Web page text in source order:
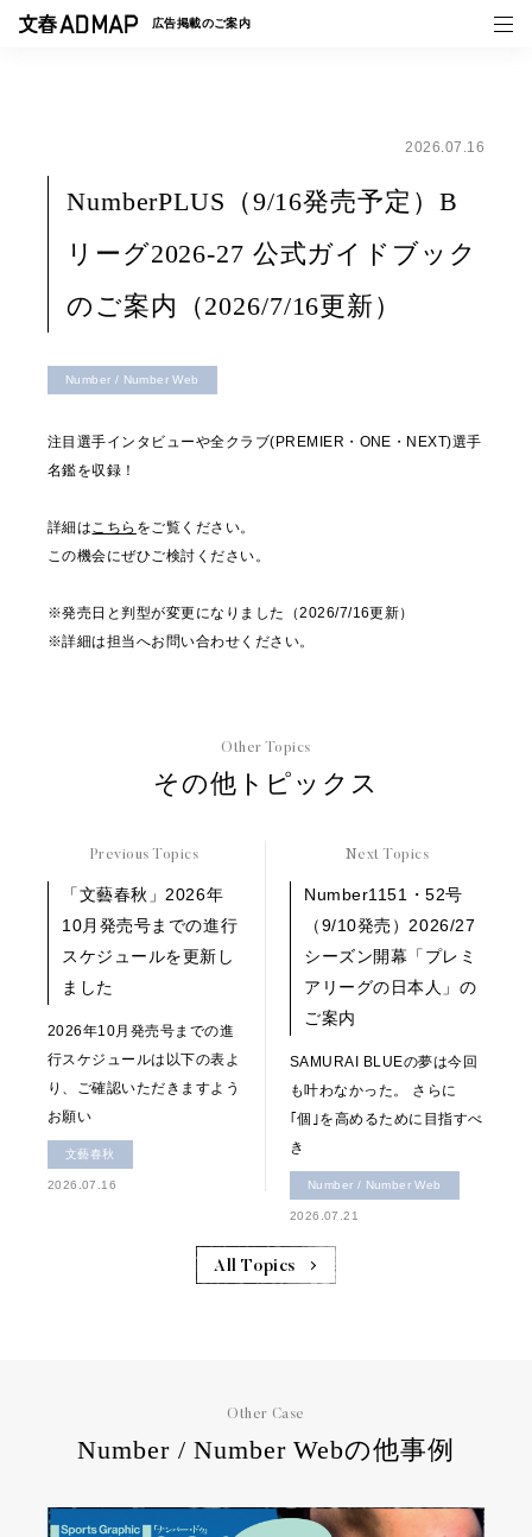
広告掲載のご案内
事例一覧
トピックス
2026.07.16
NumberPLUS（9/16発売予定）B
リーグ2026-27 公式ガイドブック
のご案内（2026/7/16更新）
Number / Number Web
注目選手インタビューや全クラブ(PREMIER・ONE・NEXT)選手
名鑑を収録！
詳細はこちら をご覧ください。
この機会にぜひご検討ください。
※発売日と判型が変更になりました（2026/7/16更新）
※詳細は担当へお問い合わせください。
Other Topics
その他トピックス
Previous Topics
「文藝春秋」2026年
10月発売号までの進行
スケジュールを更新し
ました
2026年10月発売号までの進
行スケジュールは以下の表よ
り、ご確認いただきますよう
お願い
文藝春秋
2026.07.16
Next Topics
Number1151・52号
（9/10発売）2026/27
シーズン開幕「プレミ
アリーグの日本人」の
ご案内
SAMURAI BLUEの夢は今回
も叶わなかった。 さらに
｢個｣を高めるために目指すべ
き
Number / Number Web
2026.07.21
All Topics
Other Case
Number / Number Webの他事例